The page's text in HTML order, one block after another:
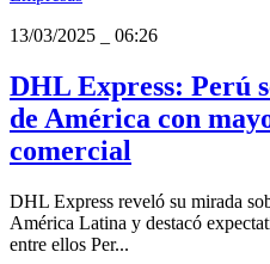
13/03/2025
06:26
DHL Express: Perú
de América con
comercial
DHL Express reveló su mirada
América Latina y destacó
entre ellos Per...